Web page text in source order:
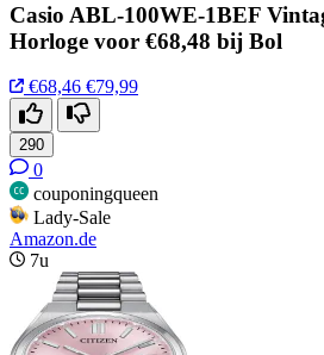
Casio ABL-100WE-1BEF
Horloge voor €68,48 bij Bol
€68,46 €79,99
290
0
couponingqueen
Lady-Sale
Amazon.de
7u